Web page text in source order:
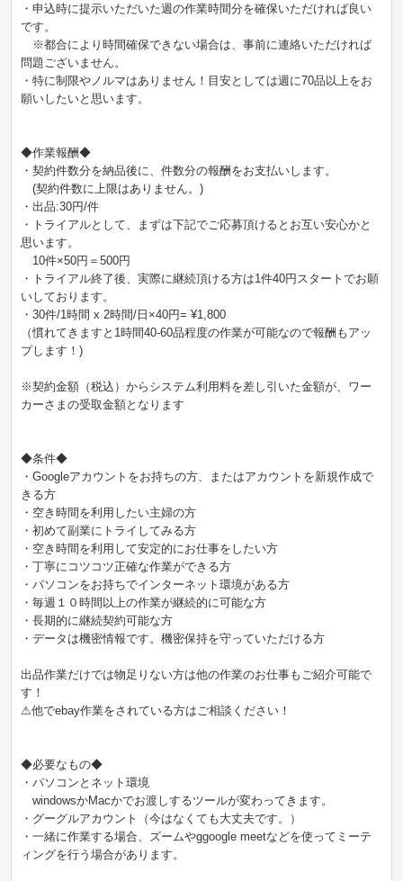
・申込時に提示いただいた週の作業時間分を確保いただければ良い
です。
※都合により時間確保できない場合は、事前に連絡いただければ
問題ございません。
・特に制限やノルマはありません！目安としては週に70品以上をお
願いしたいと思います。
◆作業報酬◆
・契約件数分を納品後に、件数分の報酬をお支払いします。
(契約件数に上限はありません。)
・出品:30円/件
・トライアルとして、まずは下記でご応募頂けるとお互い安心かと
思います。
10件×50円＝500円
・トライアル終了後、実際に継続頂ける方は1件40円スタートでお願
いしております。
・30件/1時間 x 2時間/日×40円= ¥1,800
（慣れてきますと1時間40-60品程度の作業が可能なので報酬もアッ
プします！)
※契約金額（税込）からシステム利用料を差し引いた金額が、ワー
カーさまの受取金額となります
◆条件◆
・Googleアカウントをお持ちの方、またはアカウントを新規作成で
きる方
・空き時間を利用したい主婦の方
・初めて副業にトライしてみる方
・空き時間を利用して安定的にお仕事をしたい方
・丁寧にコツコツ正確な作業ができる方
・パソコンをお持ちでインターネット環境がある方
・毎週１０時間以上の作業が継続的に可能な方
・長期的に継続契約可能な方
・データは機密情報です。機密保持を守っていただける方
出品作業だけでは物足りない方は他の作業のお仕事もご紹介可能で
す！
⚠他でebay作業をされている方はご相談ください！
◆必要なもの◆
・パソコンとネット環境
windowsかMacかでお渡しするツールが変わってきます。
・グーグルアカウント（今はなくても大丈夫です。）
・一緒に作業する場合、ズームやggoogle meetなどを使ってミーテ
ィングを行う場合があります。